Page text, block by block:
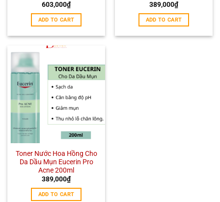
603,000₫
ADD TO CART
389,000₫
ADD TO CART
Toner Nước Hoa Hồng Cho
Da Dầu Mụn Eucerin Pro
Acne 200ml
389,000₫
ADD TO CART